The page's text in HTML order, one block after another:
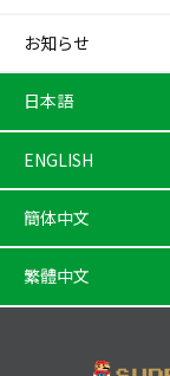
お知らせ
日本語
ENGLISH
簡体中文
繁體中文